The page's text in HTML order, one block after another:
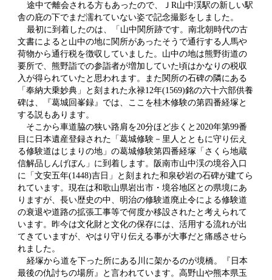
途中で離会される方もあったので、ＪR山中渓駅の新しい駅
舎の庇の下でまだ濡れていない姿で記念撮影をしました。
最初に到着したのは、「山中関所跡です。南北朝時代の古
文書によると山中の地に関所があったそうで通行する人馬や
荷物から通行税を徴収していました。山中の地は熊野街道の
要所で、熊野詣での参詣者が増加していた頃はかなりの税収
入が得られていたと思われます。また関所の石碑の隣にある
「奉納大乗妙典」と刻まれた永禄12年(1569)銘の六十六部供養
碑は、『葛城回峯録』では、ここを桂木修験の第四番経塚と
する説もあります。
そこから車道脇の狭い路肩を20分ほど歩くと2020年第99番
目に日本遺産登録された「葛城修験－里人とともに守り伝え
る修験道はじまりの地」の葛城修験第四番経塚「さくら地蔵
信解品しんげぼん」に到着します。阪南市山中渓の境谷入口
に「文安五年(1448)吉日」と刻まれた和泉砂岩の石碑が建てら
れています。現在は和歌山県岩出市・境谷地区との県境にあ
りますが、長い歴史の中、明治の修験道廃止令による修験道
の衰退や道路の拡張工事等で何度か移設されたと考えられて
います。昨今は文化財と文化の保存には、活用する流れが出
てきていますが、やはり守り伝える事が大事だと痛感させら
れました。
経塚から道を下った所にある川に架かるのが境橋。『日本
最後の仇討ちの場所』と言われています。高野山や熊本県玉